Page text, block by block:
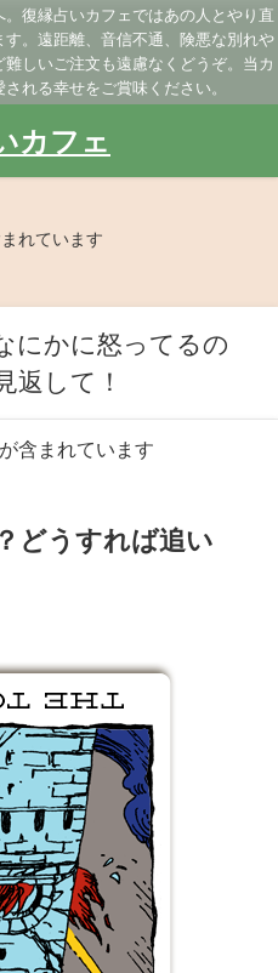
復縁占いカフェではあの人とやり直
。遠距離、音信不通、険悪な別れや
しいご注文も遠慮なくどうぞ。当カ
れる幸せをご賞味ください。
カフェ
れています
にかに怒ってるの
返して！
含まれています
どうすれば追い